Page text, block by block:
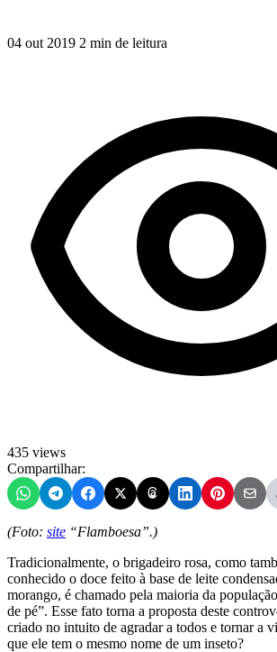
04 out 2019 2 min de leitura
435 views
Compartilhar:
(Foto: site “Flamboesa”.)
Tradicionalmente, o brigadeiro rosa, como
conhecido o doce feito à base de leite
morango, é chamado pela maioria da
de pé”. Esse fato torna a proposta deste
criado no intuito de agradar a todos e tornar a
que ele tem o mesmo nome de um inseto?